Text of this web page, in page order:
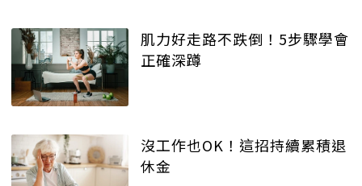
肌力好走路不跌倒！5步驟學會
正確深蹲
沒工作也OK！這招持續累積退
休金